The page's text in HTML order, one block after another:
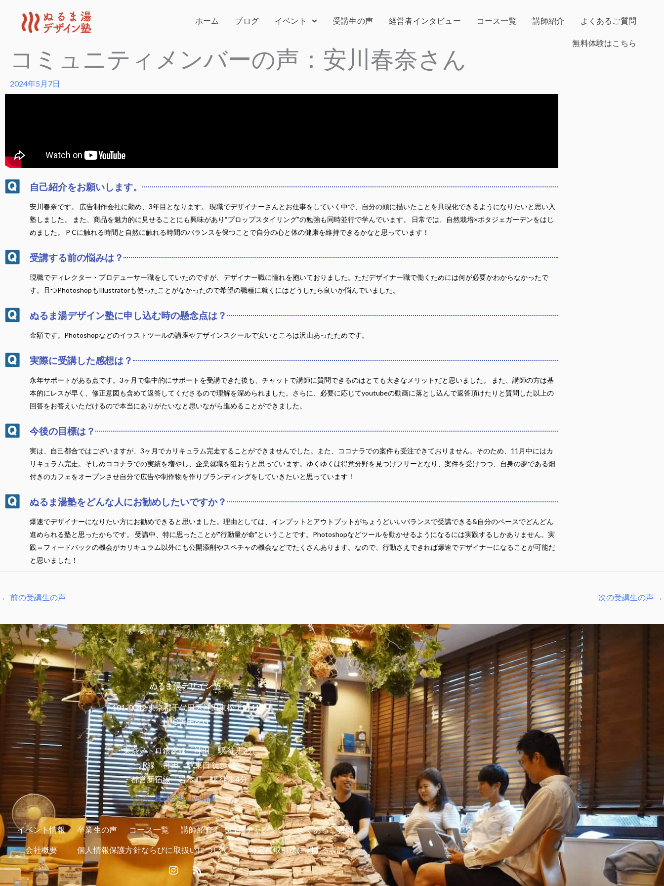
プ
ホーム ブログ イベント 受講生の声 経営者インタビュー コース一覧 講師紹介 よくあるご質問
無料体験はこちら
コミュニティメンバーの声：安川春奈さん
2024年5月7日
自己紹介をお願いします。
安川春奈です。 広告制作会社に勤め、3年目となります。 現職でデザイナーさんとお仕事をしていく中で、自分の頭に描いたことを具現化できるようになりたいと思い入
塾しました。 また、商品を魅力的に見せることにも興味があり“プロップスタイリング”の勉強も同時並行で学んでいます。 日常では、自然栽培×ポタジェガーデンをはじ
めました。 P Cに触れる時間と自然に触れる時間のバランスを保つことで自分の心と体の健康を維持できるかなと思っています！
受講する前の悩みは？
現職でディレクター・プロデューサー職をしていたのですが、デザイナー職に憧れを抱いておりました。ただデザイナー職で働くためには何が必要かわからなかったで
す。且つPhotoshopもIllustratorも使ったことがなかったので希望の職種に就くにはどうしたら良いか悩んでいました。
ぬるま湯デザイン塾に申し込む時の懸念点は？
金額です。Photoshopなどのイラストツールの講座やデザインスクールで安いところは沢山あったためです。
実際に受講した感想は？
永年サポートがある点です。3ヶ月で集中的にサポートを受講できた後も、チャットで講師に質問できるのはとても大きなメリットだと思いました。 また、講師の方は基
本的にレスが早く、修正意図も含めて返答してくださるので理解を深められました。さらに、必要に応じてyoutubeの動画に落とし込んで返答頂けたりと質問した以上の
回答をお答えいただけるので本当にありがたいなと思いながら進めることができました。
今後の目標は？
実は、自己都合ではございますが、3ヶ月でカリキュラム完走することができませんでした。また、ココナラでの案件も受注できておりません。そのため、11月中にはカ
リキュラム完走。そしめココナラでの実績を増やし、企業就職を狙おうと思っています。ゆくゆくは得意分野を見つけフリーとなり、案件を受けつつ、自身の夢である畑
付きのカフェをオープンさせ自分で広告や制作物を作りブランディングをしていきたいと思っています！
ぬるま湯塾をどんな人にお勧めしたいですか？
爆速でデザイナーになりたい方にお勧めできると思いました。理由としては、インプットとアウトプットがちょうどいいバランスで受講できる&自分のペースでどんどん
進められる塾と思ったからです。 受講中、特に思ったことが"行動量が命"ということです。Photoshopなどツールを動かせるようになるには実践するしかありません。実
践⇔フィードバックの機会がカリキュラム以外にも公開添削やスペチャの機会などでたくさんあります。なので、行動さえできれば爆速でデザイナーになることが可能だ
と思いました！
← 前の受講生の声 次の受講生の声 →
ぬるま湯デザイン塾
〒101-0042 東京都千代田区神田東松下町41-1
H¹O神田603
・東京メトロ銀座線「神田」駅 徒歩2分
・JR線「神田」駅東口 徒歩4分
・都営新宿線「岩本町」駅 徒歩4分
株式会社Live出版
イベント情報 卒業生の声 コース一覧 講師紹介 5日間チャレンジ よくあるご質問
会社概要 個人情報保護方針ならびに取扱いについて 特定商取引法に関する表記
I
n
R
s